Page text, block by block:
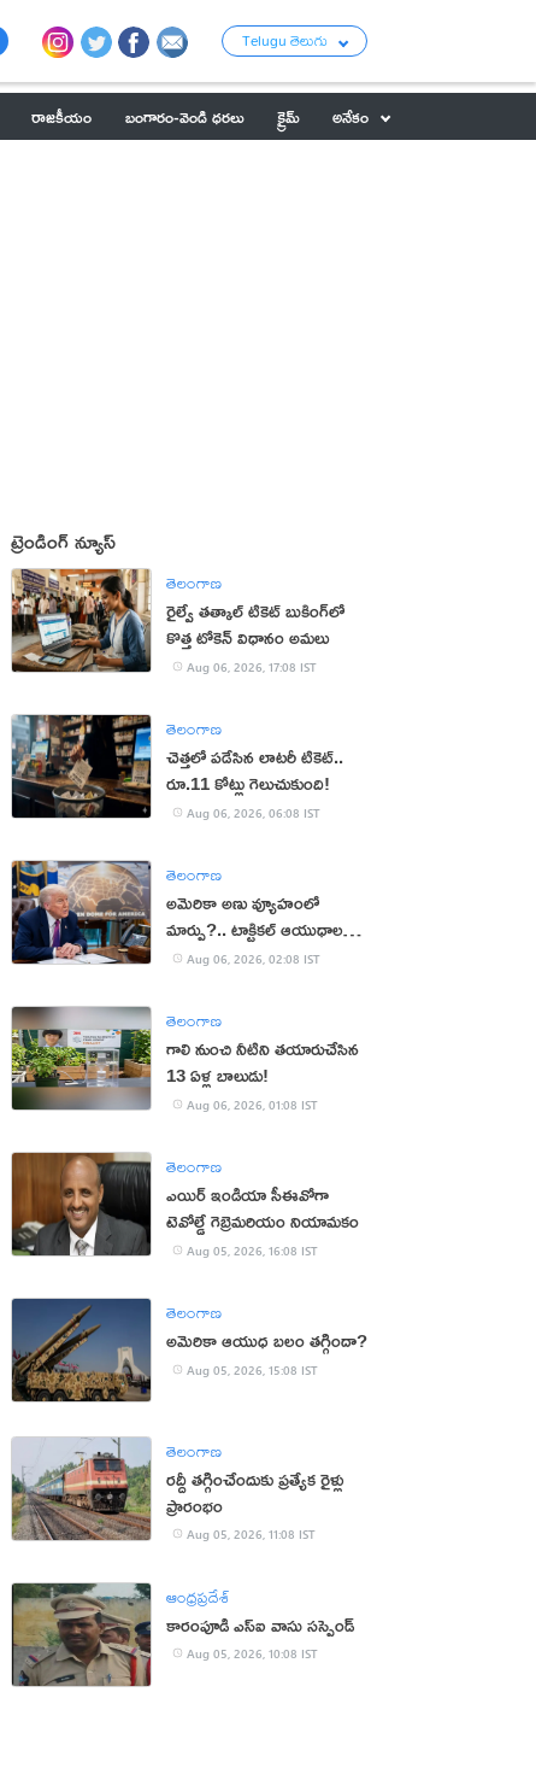
Telugu తెలుగు
రాజకీయం బంగారం-వెండి ధరలు క్రైమ్
అనేకం
ట్రెండింగ్ న్యూస్
తెలంగాణ
రైల్వే తత్కాల్ టికెట్ బుకింగ్‌లో
కొత్త టోకెన్ విధానం అమలు
Aug 06, 2026, 17:08 IST
తెలంగాణ
చెత్తలో పడేసిన లాటరీ టికెట్..
రూ.11 కోట్లు గెలుచుకుంది!
Aug 06, 2026, 06:08 IST
తెలంగాణ
అమెరికా అణు వ్యూహంలో
మార్పు?.. టాక్టికల్ ఆయుధాలకు
ప్రాధాన్యం!
Aug 06, 2026, 02:08 IST
తెలంగాణ
గాలి నుంచి నీటిని తయారుచేసిన
13 ఏళ్ల బాలుడు!
Aug 06, 2026, 01:08 IST
తెలంగాణ
ఎయిర్ ఇండియా సీఈవోగా
టెవోల్డే గెబ్రెమరియం నియామకం
Aug 05, 2026, 16:08 IST
తెలంగాణ
అమెరికా ఆయుధ బలం తగ్గిందా?
Aug 05, 2026, 15:08 IST
తెలంగాణ
రద్దీ తగ్గించేందుకు ప్రత్యేక రైళ్లు
ప్రారంభం
Aug 05, 2026, 11:08 IST
ఆంధ్రప్రదేశ్
కారంపూడి ఎస్ఐ వాసు స‌స్పెండ్‌
Aug 05, 2026, 10:08 IST